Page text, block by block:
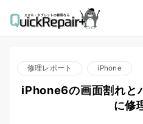
修理レポート iPhone
iPhone6の画面割れと
に修